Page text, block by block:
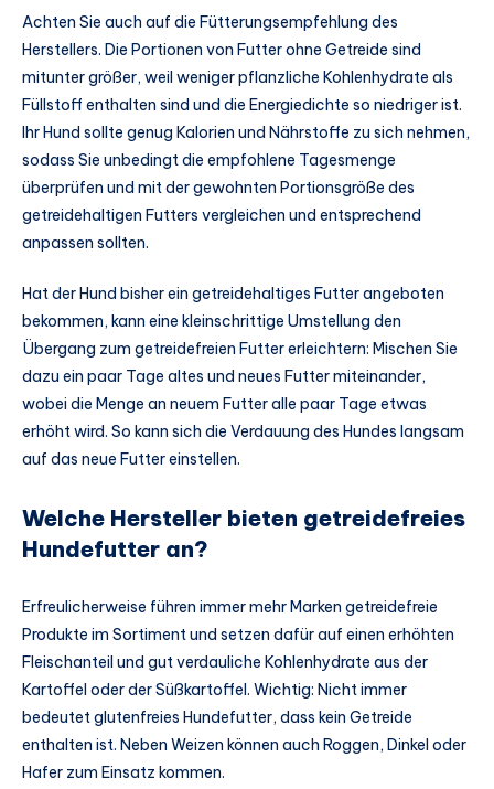
Achten Sie auch auf die Fütterungsempfehlung des
Herstellers. Die Portionen von Futter ohne Getreide sind
mitunter größer, weil weniger pflanzliche Kohlenhydrate als
Füllstoff enthalten sind und die Energiedichte so niedriger ist.
Ihr Hund sollte genug Kalorien und Nährstoffe zu sich nehmen,
sodass Sie unbedingt die empfohlene Tagesmenge
überprüfen und mit der gewohnten Portionsgröße des
getreidehaltigen Futters vergleichen und entsprechend
anpassen sollten.
Hat der Hund bisher ein getreidehaltiges Futter angeboten
bekommen, kann eine kleinschrittige Umstellung den
Übergang zum getreidefreien Futter erleichtern: Mischen Sie
dazu ein paar Tage altes und neues Futter miteinander,
wobei die Menge an neuem Futter alle paar Tage etwas
erhöht wird. So kann sich die Verdauung des Hundes langsam
auf das neue Futter einstellen.
Welche Hersteller bieten getreidefreies
Hundefutter an?
Erfreulicherweise führen immer mehr Marken getreidefreie
Produkte im Sortiment und setzen dafür auf einen erhöhten
Fleischanteil und gut verdauliche Kohlenhydrate aus der
Kartoffel oder der Süßkartoffel. Wichtig: Nicht immer
bedeutet glutenfreies Hundefutter, dass kein Getreide
enthalten ist. Neben Weizen können auch Roggen, Dinkel oder
Hafer zum Einsatz kommen.